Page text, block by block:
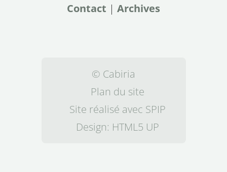
Contact | Archives
© Cabiria
Plan du site
Site réalisé avec SPIP
Design: HTML5 UP